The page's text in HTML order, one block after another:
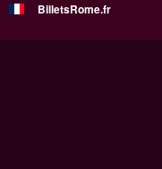
BilletsRome.fr